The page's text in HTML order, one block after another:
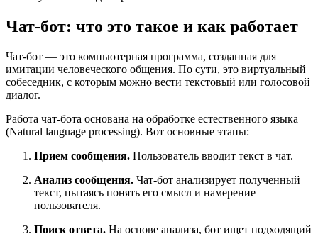
Чат-бот: что это такое и как работает
Чат-бот — это компьютерная программа, созданная для
имитации человеческого общения. По сути, это виртуальный
собеседник, с которым можно вести текстовый или голосовой
диалог.
Работа чат-бота основана на обработке естественного языка
(Natural language processing). Вот основные этапы:
Прием сообщения. Пользователь вводит текст в чат.
Анализ сообщения. Чат-бот анализирует полученный
текст, пытаясь понять его смысл и намерение
пользователя.
Поиск ответа. На основе анализа, бот ищет подходящий